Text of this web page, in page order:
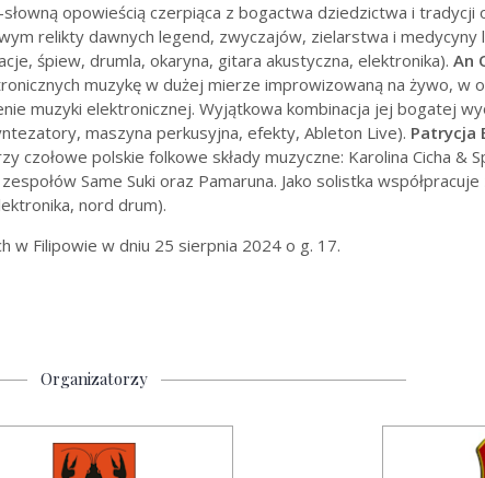
opowieścią czerpiąca z bogactwa dziedzictwa i tradycji
relikty dawnych legend, zwyczajów, zielarstwa i medycyny
śpiew, drumla, okaryna, gitara akustyczna, elektronika). An
muzykę w dużej mierze improwizowaną na żywo, w
muzyki elektronicznej. Wyjątkowa kombinacja jej bogatej
maszyna perkusyjna, efekty, Ableton Live). Patrycja
czołowe polskie folkowe składy muzyczne: Karolina Cicha &
Same Suki oraz Pamaruna. Jako solistka
nord drum).
w Filipowie w dniu 25 sierpnia 2024 o g. 17.
Organizatorzy